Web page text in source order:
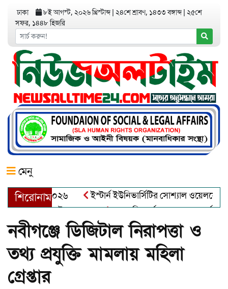
ঢাকা ৮ই আগস্ট, ২০২৬ খ্রিস্টাব্দ ২৪শে শ্রাবণ, ১৪৩৩ বঙ্গাব্দ ২৫শে
সফর, ১৪৪৮ হিজরি
মেনু
শিরোনাম
ইস্টার্ন ইউনিভার্সিটির সোশ্যাল ওয়েলফেয়ার
খালেক এর ইন্তেকাল
আত্মশুদ্ধি অর্জন ও অশুভকে বর্জন করে
নবীগঞ্জে ডিজিটাল নিরাপত্তা ও
তথ্য প্রযুক্তি মামলায় মহিলা
গ্রেপ্তার